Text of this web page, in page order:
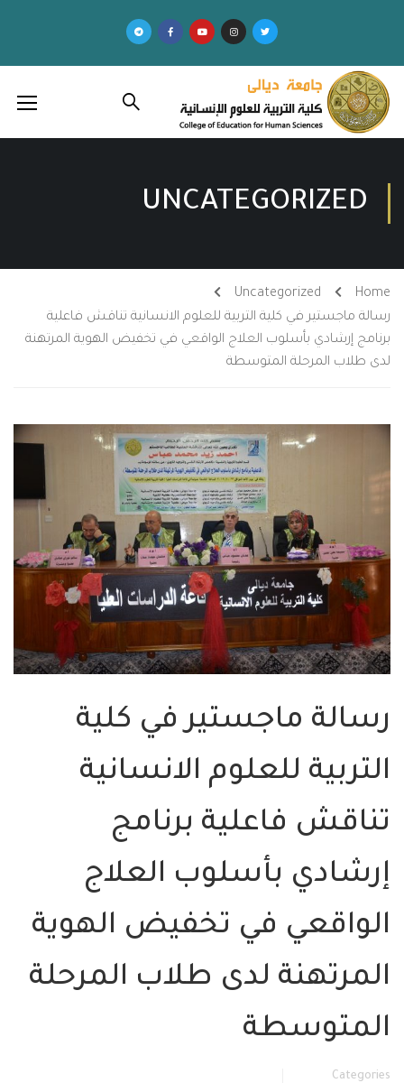
UNCATEGORIZED
Home
Uncategorized
رسالة ماجستير في كلية التربية للعلوم الانسانية تناقش فاعلية
برنامج إرشادي بأسلوب العلاج الواقعي في تخفيض الهوية المرتهنة
لدى طلاب المرحلة المتوسطة
رسالة ماجستير في كلية
التربية للعلوم الانسانية
تناقش فاعلية برنامج
إرشادي بأسلوب العلاج
الواقعي في تخفيض الهوية
المرتهنة لدى طلاب المرحلة
المتوسطة
Categories